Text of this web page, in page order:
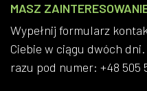
MASZ
Wypełnij formularz
Ciebie w ciągu dwóch
razu pod numer: +48 505